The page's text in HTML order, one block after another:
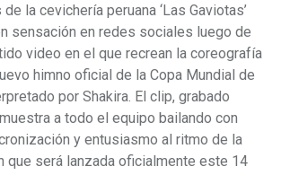
la cevichería peruana ‘Las Gaviotas’
sensación en redes sociales luego de
video en el que recrean la coreografía
himno oficial de la Copa Mundial de
por Shakira. El clip, grabado
a todo el equipo bailando con
y entusiasmo al ritmo de la
que será lanzada oficialmente este 14